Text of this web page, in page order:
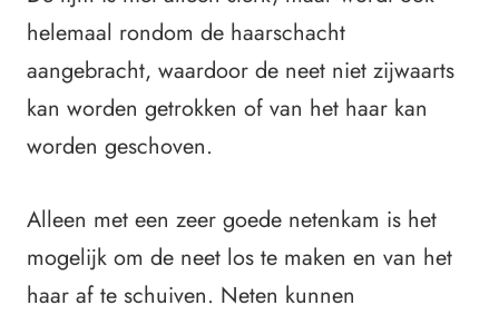
helemaal rondom de haarschacht
aangebracht, waardoor de neet niet zijwaarts
kan worden getrokken of van het haar kan
worden geschoven.
Alleen met een zeer goede netenkam is het
mogelijk om de neet los te maken en van het
haar af te schuiven. Neten kunnen